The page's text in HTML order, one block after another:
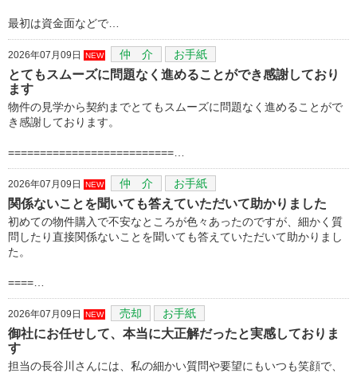
最初は資金面などで…
2026年07月09日 NEW 仲 介 お手紙
とてもスムーズに問題なく進めることができ感謝しており
ます
物件の見学から契約までとてもスムーズに問題なく進めることがで
き感謝しております。
==========================…
2026年07月09日 NEW 仲 介 お手紙
関係ないことを聞いても答えていただいて助かりました
初めての物件購入で不安なところが色々あったのですが、細かく質
問したり直接関係ないことを聞いても答えていただいて助かりまし
た。
====…
2026年07月09日 NEW 売却 お手紙
御社にお任せして、本当に大正解だったと実感しておりま
す
担当の長谷川さんには、私の細かい質問や要望にもいつも笑顔で、